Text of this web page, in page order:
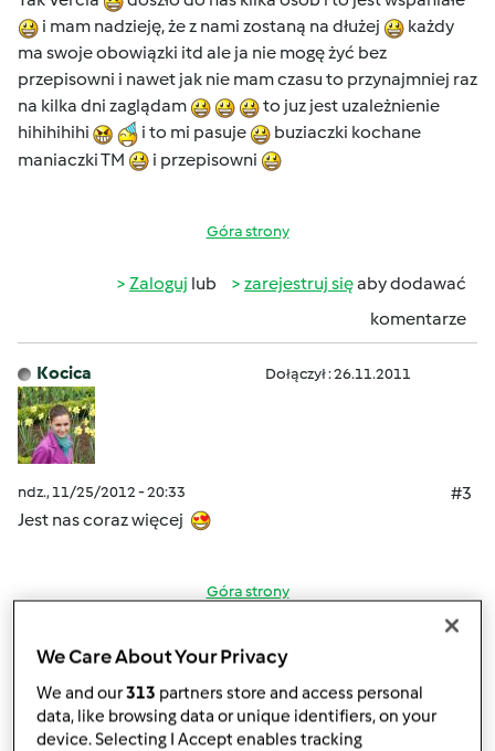
i mam nadzieję, że z nami zostaną na dłużej
każdy
ma swoje obowiązki itd ale ja nie mogę żyć bez
przepisowni i nawet jak nie mam czasu to przynajmniej raz
na kilka dni zaglądam
to juz jest uzależnienie
hihihihihi
i to mi pasuje
buziaczki kochane
maniaczki TM
i przepisowni
Góra strony
Zaloguj lub zarejestruj sięaby dodawać
komentarze
Kocica Dołączył : 26.11.2011
ndz., 11/25/2012 - 20:33
#3
Jest nas coraz więcej
Góra strony
Zaloguj
kara (niezweryfikowany)
We Care About Your Privacy
We and our313 partners store and access personal
data, like browsing data or unique identifiers, on your
device. Selecting I Accept enables tracking